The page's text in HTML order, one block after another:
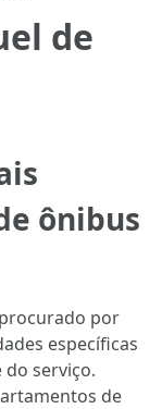
de
ônibus
por
específicas
do serviço.
de